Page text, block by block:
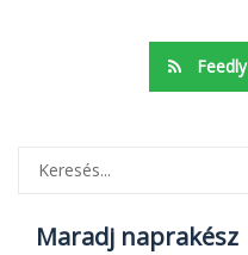
Feedly
Maradj naprakész